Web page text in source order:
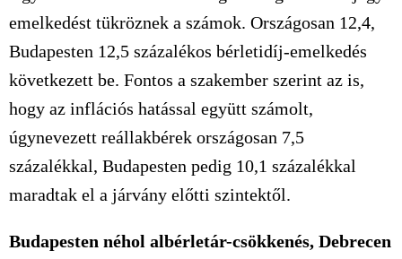
emelkedést tükröznek a számok. Országosan 12,4,
Budapesten 12,5 százalékos bérletidíj-emelkedés
következett be. Fontos a szakember szerint az is,
hogy az inflációs hatással együtt számolt,
úgynevezett reállakbérek országosan 7,5
százalékkal, Budapesten pedig 10,1 százalékkal
maradtak el a járvány előtti szintektől.
Budapesten néhol albérletár-csökkenés, Debrecen